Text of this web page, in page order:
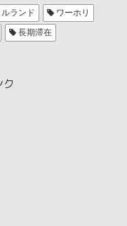
ランド
ワーホリ
長期滞在